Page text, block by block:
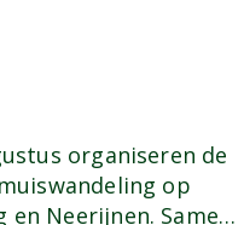
organiseren de
op
en Neerijnen. Samen